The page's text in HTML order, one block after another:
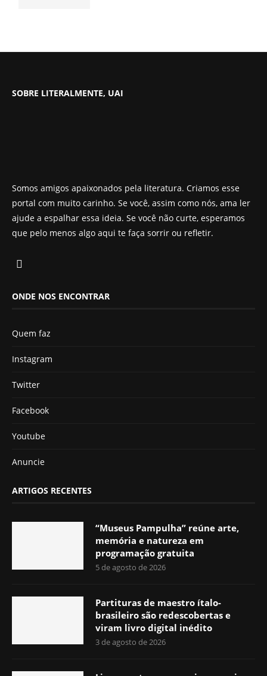
SOBRE LITERALMENTE, UAI
Somos amigos apaixonados pela literatura. Criamos esse
portal com muito carinho. Se você, assim como nós, ama ler
ajude a espalhar essa ideia. Se você não curte, esperamos
que pelo menos algo aqui te faça sorrir ou refletir.
ONDE NOS ENCONTRAR
Quem faz
Instagram
Twitter
Facebook
Youtube
Anuncie
ARTIGOS RECENTES
“Museus Pampulha” reúne arte,
memória e natureza em
programação gratuita
5 de agosto de 2026
Partituras de maestro ítalo-
brasileiro são redescobertas e
viram livro digital inédito
3 de agosto de 2026